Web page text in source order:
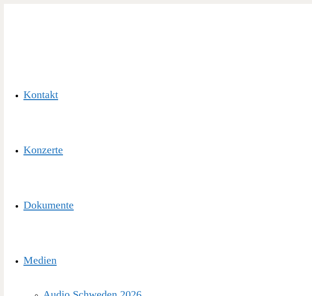
Kontakt
Konzerte
Dokumente
Medien